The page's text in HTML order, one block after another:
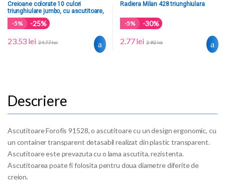
Creioane colorate 10 culori
triunghiulare jumbo, cu ascutitoare,
Faber Castell FC116510
-5% -25%
23.53 lei 24.77lei
Radiera Milan 428 triunghiulara
-5% -30%
2.77lei 2.92lei
Ascutitoare Forofis 91528, o ascutitoare cu un design ergonomic, cu
un container transparent detasabil realizat din plastic transparent.
Ascutitoare este prevazuta cu o lama ascutita, rezistenta.
Ascutitoarea poate fi folosita pentru doua diametre diferite de
creion.